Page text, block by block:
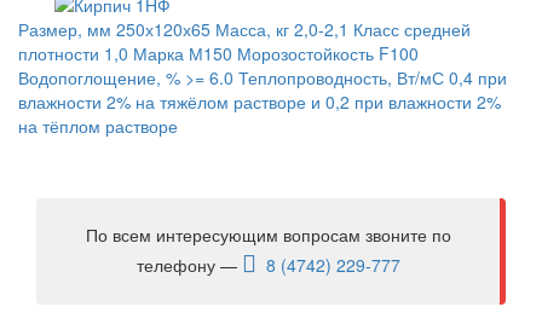
Размер, мм 250х120х65 Масса, кг 2,0-2,1 Класс средней
плотности 1,0 Марка М150 Морозостойкость F100
Водопоглощение, % >= 6.0 Теплопроводность, Вт/мС 0,4 при
влажности 2% на тяжёлом растворе и 0,2 при влажности 2%
на тёплом растворе
По всем интересующим вопросам звоните по
телефону —
8 (4742) 229-777